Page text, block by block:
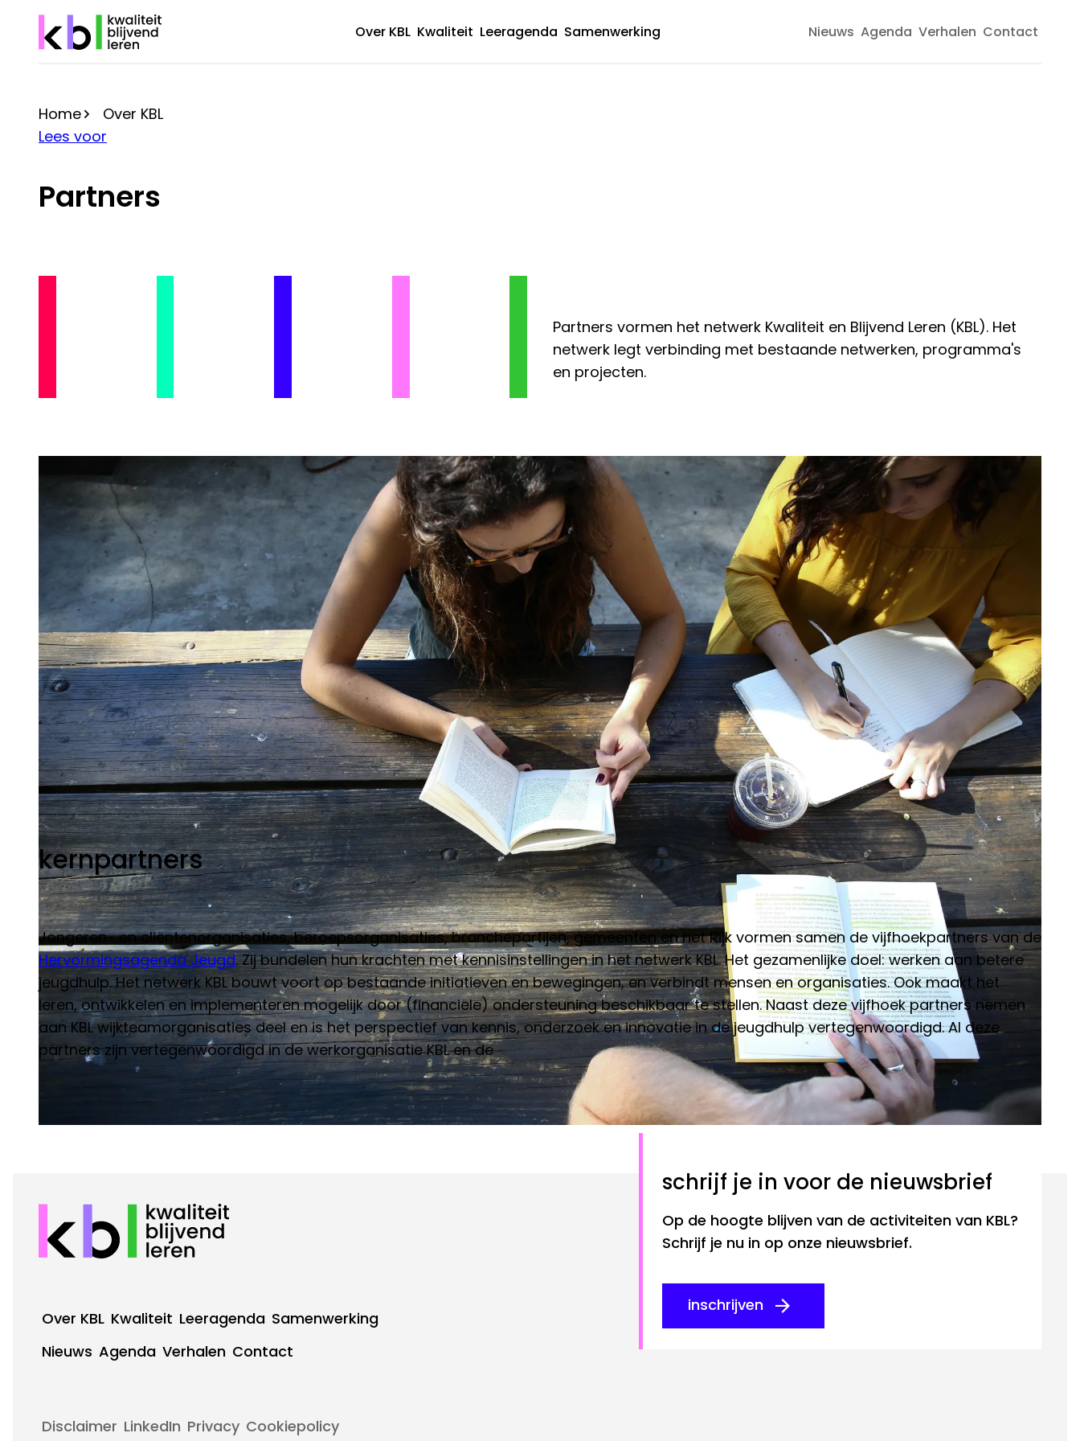
Overslaan
Over KBL Kwaliteit Leeragenda Samenwerking Nieuws Agenda Verhalen Contact
Kruimelpad
Home
Over KBL
Lees voor
Partners
Partners vormen het netwerk Kwaliteit en Blijvend Leren (KBL). Het
netwerk legt verbinding met bestaande netwerken, programma's
en projecten.
kernpartners
Jongeren- en cliëntenorganisaties, beroepsorganisaties, branchepartijen, gemeenten en het Rijk vormen samen de vijfhoekpartners van de
Hervormingsagenda Jeugd. Zij bundelen hun krachten met kennisinstellingen in het netwerk KBL. Het gezamenlijke doel: werken aan betere
jeugdhulp. Het netwerk KBL bouwt voort op bestaande initiatieven en bewegingen, en verbindt mensen en organisaties. Ook maakt het
leren, ontwikkelen en implementeren mogelijk door (financiële) ondersteuning beschikbaar te stellen. Naast deze vijfhoek partners nemen
aan KBL wijkteamorganisaties deel en is het perspectief van kennis, onderzoek en innovatie in de jeugdhulp vertegenwoordigd. Al deze
partners zijn vertegenwoordigd in de werkorganisatie KBL en de
Schrijf je in voor de nieuwsbrief
Op de hoogte blijven van de activiteiten van KBL?
Schrijf je nu in op onze nieuwsbrief.
inschrijven
Footer
Over KBL Kwaliteit Leeragenda Samenwerking
Nieuws Agenda Verhalen Contact
Disclaimer LinkedIn Privacy Cookiepolicy